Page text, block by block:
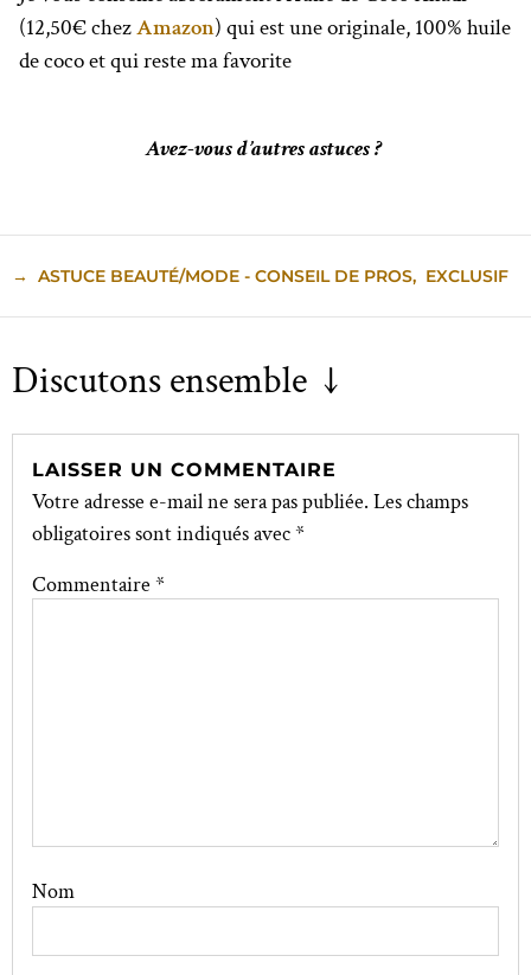
(12,50€ chezAmazon) qui est une originale, 100% huile
de coco et qui reste ma favorite
Avez-vous d’autres astuces ?
→ ASTUCE BEAUTÉ/MODE - CONSEIL DE PROS, EXCLUSIF
Discutons ensemble ↓
LAISSER UN COMMENTAIRE
Votre adresse e-mail ne sera pas publiée. Les champs
obligatoires sont indiqués avec*
Commentaire *
Nom